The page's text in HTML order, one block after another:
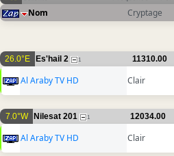
Nom Cryptage
26.0°E Es'hail 2 1 11310.00
Al Araby TV HD Clair
7.0°W Nilesat 201 1 12034.00
Al Araby TV HD Clair